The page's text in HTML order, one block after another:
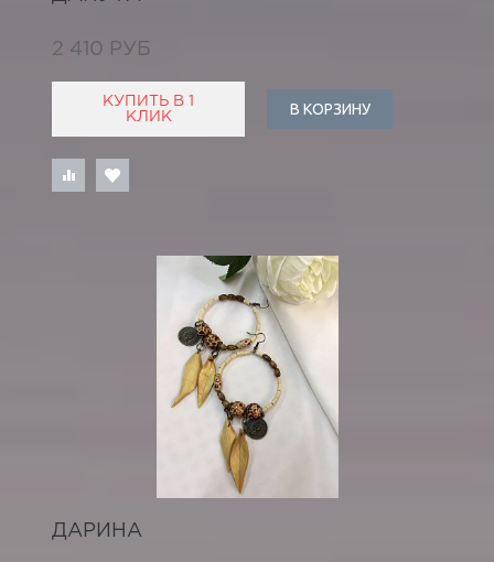
2 410 РУБ
КУПИТЬ В 1
КЛИК
В КОРЗИНУ
ДАРИНА